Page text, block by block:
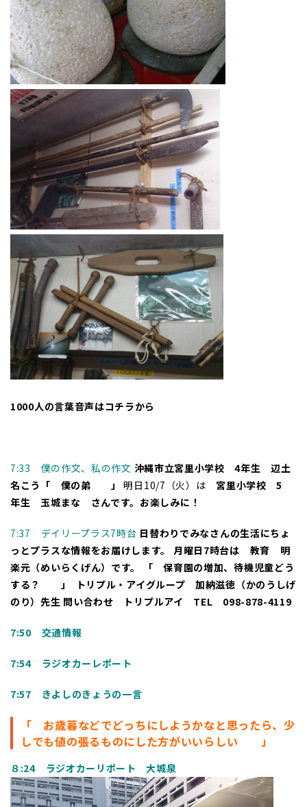
1000人の言葉音声はコチラから
7:33 僕の作文、私の作文 沖縄市立宮里小学校 4年生 辺土
名こう「 僕の弟 」
明日10/7（火）は 宮里小学校 5
年生 玉城まな さんです。お楽しみに！
7:37 デイリープラス7時台 日替わりでみなさんの生活にちょ
っとプラスな情報をお届けします。
月曜日7時台は 教育 明
楽元（めいらくげん）です。
「 保育園の増加、待機児童どう
する？ 」
トリプル・アイグループ 加納滋徳（かのうしげ
のり）先生 問い合わせ トリプルアイ TEL 098-878-4119
7:50 交通情報
7:54 ラジオカーレポート
7:57 きよしのきょうの一言
「 お歳暮などでどっちにしようかなと思ったら、少
しでも値の張るものにした方がいいらしい 」
８:24 ラジオカーリポート 大城泉